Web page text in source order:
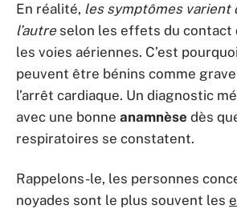
En réalité, les symptômes varient
l’autre selon les effets du contact
les voies aériennes. C’est
peuvent être bénins comme
l’arrêt cardiaque. Un diagnostic
avec une bonne anamnèse dès
respiratoires se constatent.
Rappelons-le, les personnes
noyades sont le plus souvent les